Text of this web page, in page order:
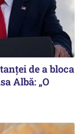
de a bloca
Albă: „O